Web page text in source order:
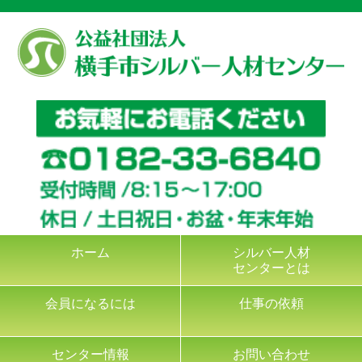
ホーム
シルバー人材
センターとは
会員になるには 仕事の依頼
センター情報 お問い合わせ